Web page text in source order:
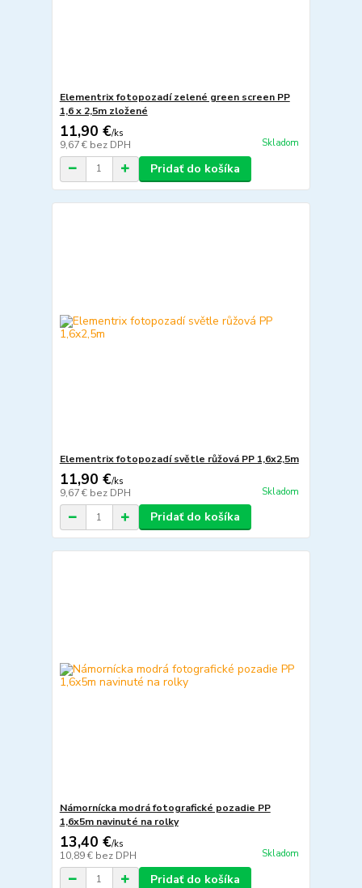
Elementrix fotopozadí zelené green screen PP
1,6 x 2,5m zložené
11,90 €/ks
9,67 € bez DPH Skladom
Pridať do košíka
Elementrix fotopozadí světle růžová PP 1,6x2,5m
11,90 €/ks
9,67 € bez DPH Skladom
Pridať do košíka
Námornícka modrá fotografické pozadie PP
1,6x5m navinuté na rolky
13,40 €/ks
10,89 € bez DPH Skladom
Pridať do košíka